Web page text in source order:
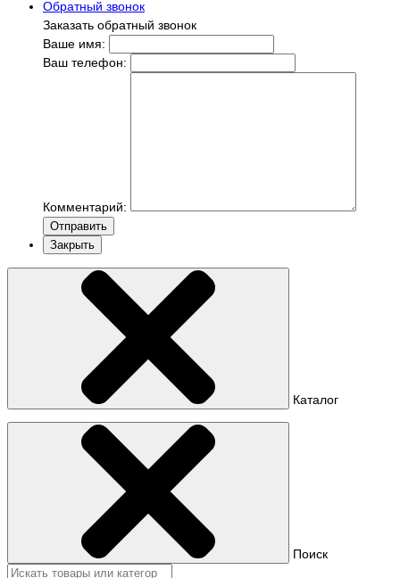
Обратный звонок
Заказать обратный звонок
Ваше имя:
Ваш телефон:
Комментарий:
Отправить
Закрыть
Каталог
Поиск